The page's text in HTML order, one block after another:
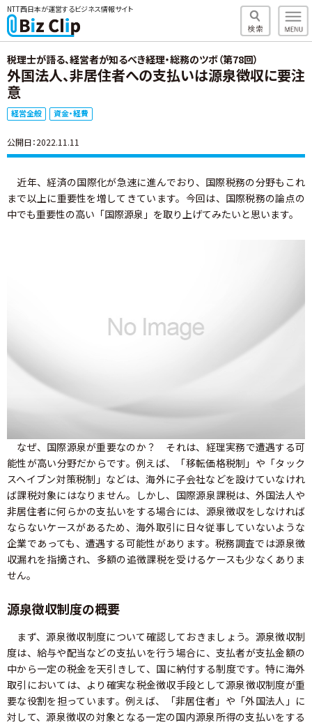
NTT西日本が運営するビジネス情報サイト
税理士が語る、経営者が知るべき経理・総務のツボ（第78回）
外国法人、非居住者への支払いは源泉徴収に要注
意
経営全般 資金・経費
公開日：2022.11.11
近年、経済の国際化が急速に進んでおり、国際税務の分野もこれ
まで以上に重要性を増してきています。今回は、国際税務の論点の
中でも重要性の高い「国際源泉」を取り上げてみたいと思います。
なぜ、国際源泉が重要なのか？ それは、経理実務で遭遇する可
能性が高い分野だからです。例えば、「移転価格税制」や「タック
スヘイブン対策税制」などは、海外に子会社などを設けていなけれ
ば課税対象にはなりません。しかし、国際源泉課税は、外国法人や
非居住者に何らかの支払いをする場合には、源泉徴収をしなければ
ならないケースがあるため、海外取引に日々従事していないような
企業であっても、遭遇する可能性があります。税務調査では源泉徴
収漏れを指摘され、多額の追徴課税を受けるケースも少なくありま
せん。
源泉徴収制度の概要
まず、源泉徴収制度について確認しておきましょう。源泉徴収制
度は、給与や配当などの支払いを行う場合に、支払者が支払金額の
中から一定の税金を天引きして、国に納付する制度です。特に海外
取引においては、より確実な税金徴収手段として源泉徴収制度が重
要な役割を担っています。例えば、「非居住者」や「外国法人」に
対して、源泉徴収の対象となる一定の国内源泉所得の支払いをする